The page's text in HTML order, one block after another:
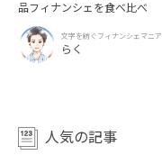
品フィナンシェを食べ比べ
文字を紡ぐフィナンシェマニア
らく
人気の記事